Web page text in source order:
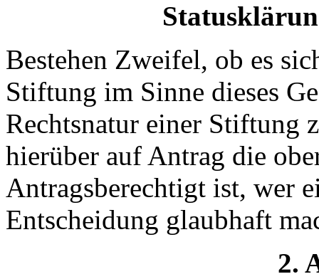
Bestehen Zweifel, ob es
Stiftung im Sinne dieses
Rechtsnatur einer Stiftung
hierüber auf Antrag die
Antragsberechtigt ist, wer
Entscheidung glaubhaft
2.